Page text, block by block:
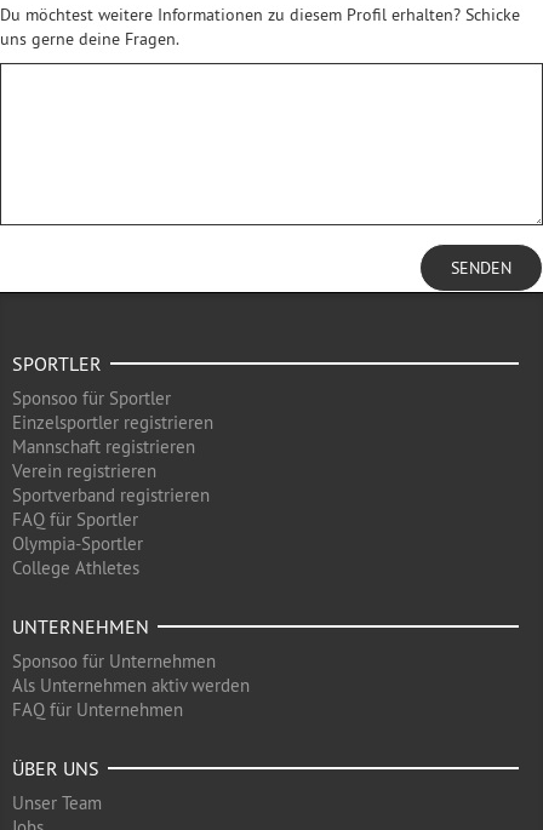
Du möchtest weitere Informationen zu diesem Profil erhalten? Schicke
uns gerne deine Fragen.
SENDEN
SPORTLER
Sponsoo für Sportler
Einzelsportler registrieren
Mannschaft registrieren
Verein registrieren
Sportverband registrieren
FAQ für Sportler
Olympia-Sportler
College Athletes
UNTERNEHMEN
Sponsoo für Unternehmen
Als Unternehmen aktiv werden
FAQ für Unternehmen
ÜBER UNS
Unser Team